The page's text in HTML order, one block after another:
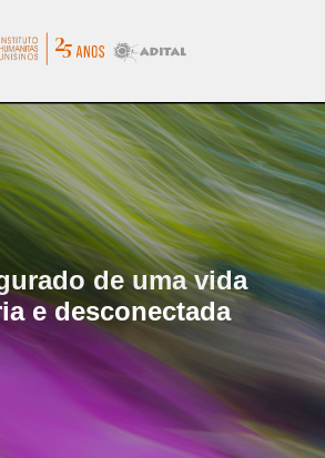
de uma vida
e desconectada